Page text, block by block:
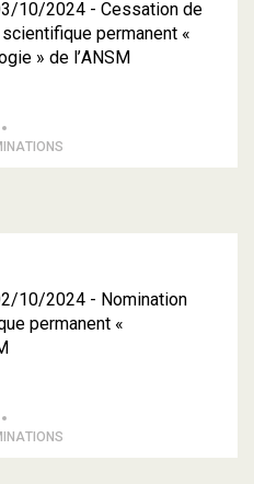
10/2024 - Cessation de
permanent «
» de l’ANSM
10/2024 - Nomination
permanent «